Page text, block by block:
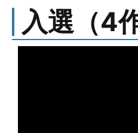
入選（4